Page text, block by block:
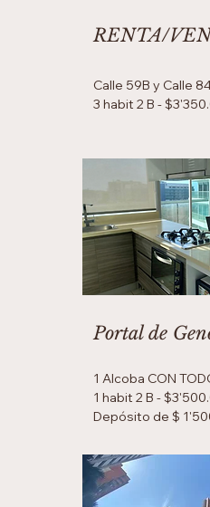
RENTA/
Calle 59B y Calle
3 habit 2 B -
Portal de
1 Alcoba CON
1 habit 2 B -
Depósito de $